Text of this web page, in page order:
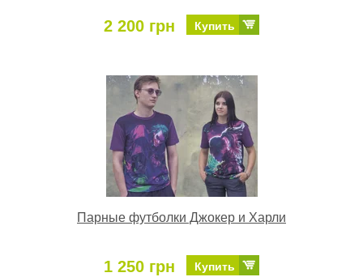
2 200 грн Купить
Парные футболки Джокер и Харли
1 250 грн Купить